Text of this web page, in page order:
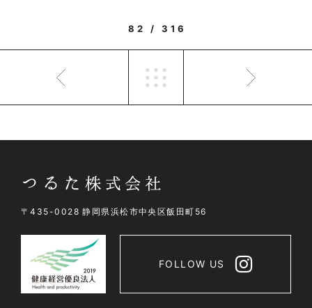
82 / 316
〒435-0028 静岡県浜松市中央区飯田町56
FOLLOW US